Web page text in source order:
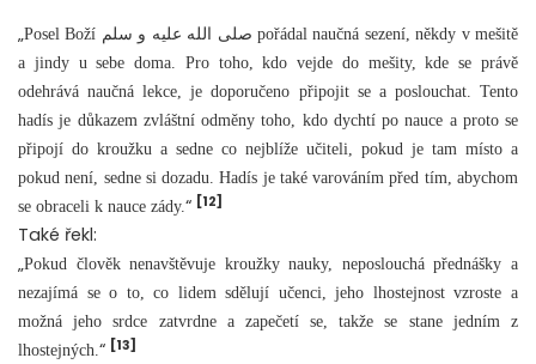
„Posel Boží صلى الله عليه و سلم pořádal naučná sezení, někdy v mešitě
a jindy u sebe doma. Pro toho, kdo vejde do mešity, kde se právě
odehrává naučná lekce, je doporučeno připojit se a poslouchat. Tento
hadís je důkazem zvláštní odměny toho, kdo dychtí po nauce a proto se
připojí do kroužku a sedne co nejblíže učiteli, pokud je tam místo a
pokud není, sedne si dozadu. Hadís je také varováním před tím, abychom
se obraceli k nauce zády.“ [12]
Také řekl:
„Pokud člověk nenavštěvuje kroužky nauky, neposlouchá přednášky a
nezajímá se o to, co lidem sdělují učenci, jeho lhostejnost vzroste a
možná jeho srdce zatvrdne a zapečetí se, takže se stane jedním z
lhostejných. “ [13]